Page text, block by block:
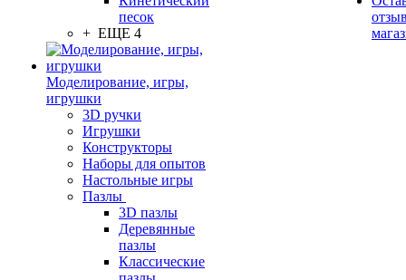
песок
+ ЕЩЕ 4
Моделирование, игры,
игрушки
3D ручки
Игрушки
Конструкторы
Наборы для опытов
Настольные игры
Пазлы
3D пазлы
Деревянные
пазлы
Классические